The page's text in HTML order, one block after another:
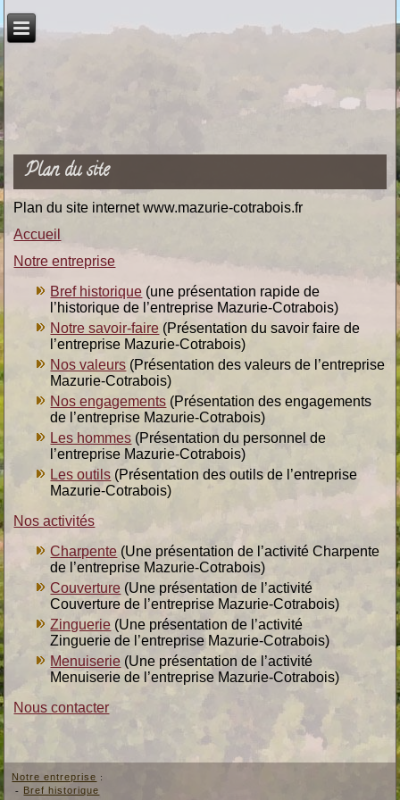
Plan du site
Plan du site internet www.mazurie-cotrabois.fr
Accueil
Notre entreprise
Bref historique (une présentation rapide de
l’historique de l’entreprise Mazurie-Cotrabois)
Notre savoir-faire (Présentation du savoir faire de
l’entreprise Mazurie-Cotrabois)
Nos valeurs (Présentation des valeurs de l’entreprise
Mazurie-Cotrabois)
Nos engagements (Présentation des engagements
de l’entreprise Mazurie-Cotrabois)
Les hommes (Présentation du personnel de
l’entreprise Mazurie-Cotrabois)
Les outils (Présentation des outils de l’entreprise
Mazurie-Cotrabois)
Nos activités
Charpente (Une présentation de l’activité Charpente
de l’entreprise Mazurie-Cotrabois)
Couverture (Une présentation de l’activité
Couverture de l’entreprise Mazurie-Cotrabois)
Zinguerie (Une présentation de l’activité
Zinguerie de l’entreprise Mazurie-Cotrabois)
Menuiserie (Une présentation de l’activité
Menuiserie de l’entreprise Mazurie-Cotrabois)
Nous contacter
Notre entreprise :
- Bref historique